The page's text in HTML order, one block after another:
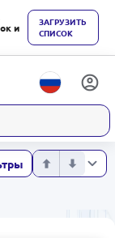
и
ЗАГРУЗИТЬ
СПИСОК